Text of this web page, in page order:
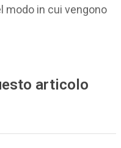
modo in cui vengono
articolo